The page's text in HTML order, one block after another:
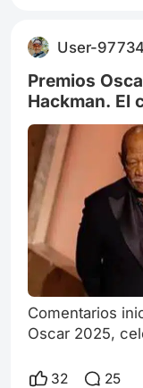
User-97734
Premios
Hackman. El
Comentarios
Oscar 2025,
controversias.
32 25